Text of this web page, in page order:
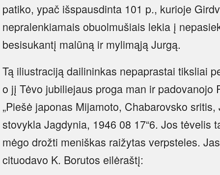
patiko, ypač išspausdinta 101 p., kurioje
nepralenkiamais obuolmušiais lekia į
besisukantį malūną ir mylimąją Jurgą.
Tą iliustraciją dailininkas nepaprastai tiksliai
o jį Tėvo jubiliejaus proga man ir padovanojo
„Piešė japonas Mijamoto, Chabarovsko
stovykla Jagdynia, 1946 08 17“6. Jos tėvelis
mėgo drožti meniškas raižytas verpsteles.
cituodavo K. Borutos eilėraštį: